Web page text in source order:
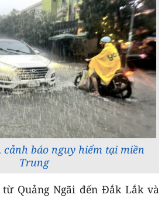
cảnh báo nguy hiểm tại miền
Trung
Quảng Ngãi đến Đắk Lắk và